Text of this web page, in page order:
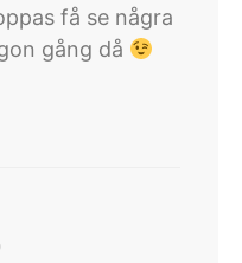
få se några
gång då